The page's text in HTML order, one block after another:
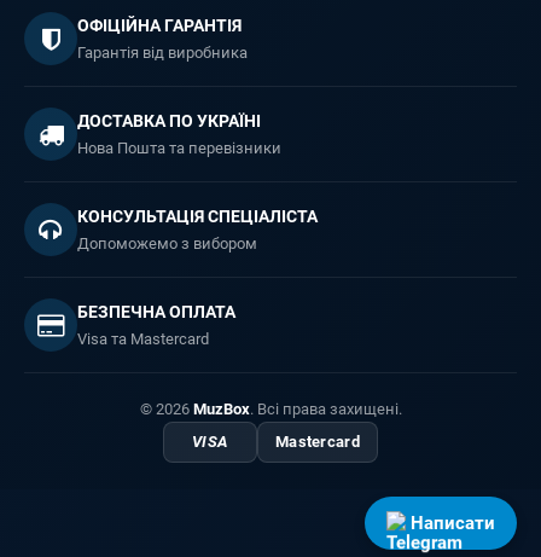
ОФІЦІЙНА ГАРАНТІЯ
Гарантія від виробника
ДОСТАВКА ПО УКРАЇНІ
Нова Пошта та перевізники
КОНСУЛЬТАЦІЯ СПЕЦІАЛІСТА
Допоможемо з вибором
БЕЗПЕЧНА ОПЛАТА
Visa та Mastercard
© 2026 MuzBox. Всі права захищені.
VISA
Mastercard
Написати